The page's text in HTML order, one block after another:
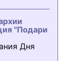
"Подари
Дня